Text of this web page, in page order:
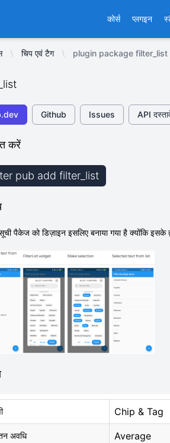
कोर्स प्लगइन
चिप एवं टैग plugin package filter_list
Github Issues API
करें
pub add filter_list
पैकेज को डिज़ाइन इसलिए बनाया गया है क्योंकि
Chip & Tag
अवधि Average